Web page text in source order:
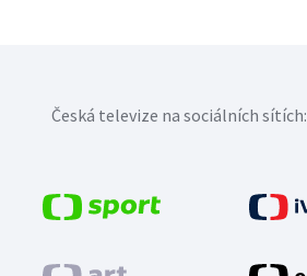
Česká televize na sociálních sítích: